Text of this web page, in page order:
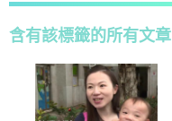
含有該標籤的所有文章